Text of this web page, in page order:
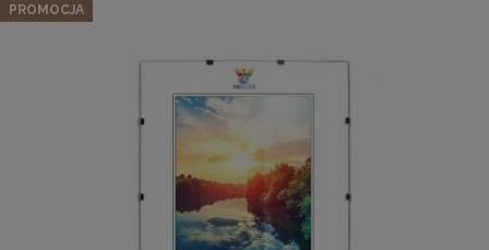
Drewniana, frezowana ramka na zdjęcia, plakaty, obrazy w
rozmiarze 15 x 21 cm w kolorze białym
PROMOCJA